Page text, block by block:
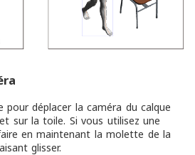
pour déplacer la caméra du calque
sur la toile. Si vous utilisez une
en maintenant la molette de la
glisser.